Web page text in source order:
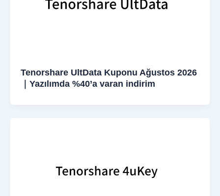
Tenorshare UltData Kuponu Ağustos 2026
｜Yazılımda %40’a varan indirim